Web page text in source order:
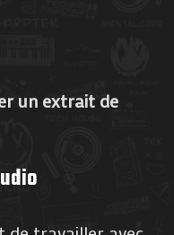
un extrait de